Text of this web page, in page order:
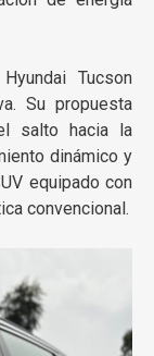
Tucson
Su propuesta
salto hacia la
dinámico y
equipado con
convencional.